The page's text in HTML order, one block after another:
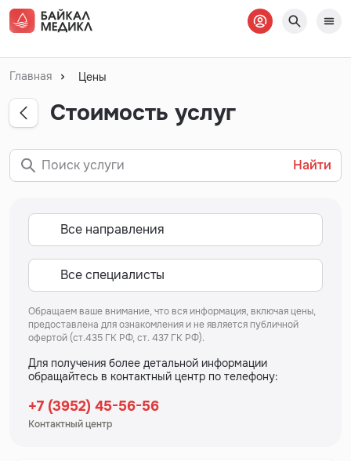
Главная Цены
Стоимость услуг
Найти
Обращаем ваше внимание, что вся информация, включая цены,
предоставлена для ознакомления и не является публичной
офертой (ст.435 ГК РФ, ст. 437 ГК РФ).
Для получения более детальной информации
обращайтесь в контактный центр по телефону:
+7 (3952) 45-56-56
Контактный центр